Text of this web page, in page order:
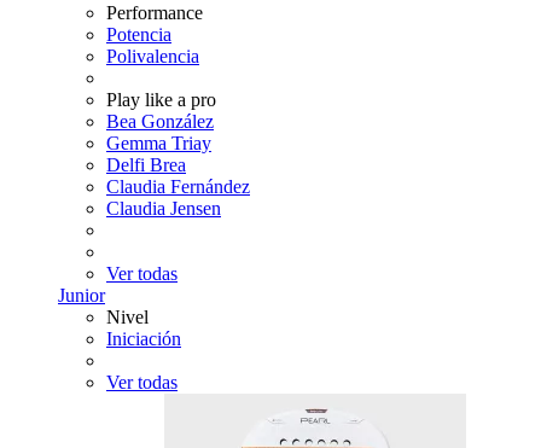
Performance
Potencia
Polivalencia
Play like a pro
Bea González
Gemma Triay
Delfi Brea
Claudia Fernández
Claudia Jensen
Ver todas
Junior
Nivel
Iniciación
Ver todas